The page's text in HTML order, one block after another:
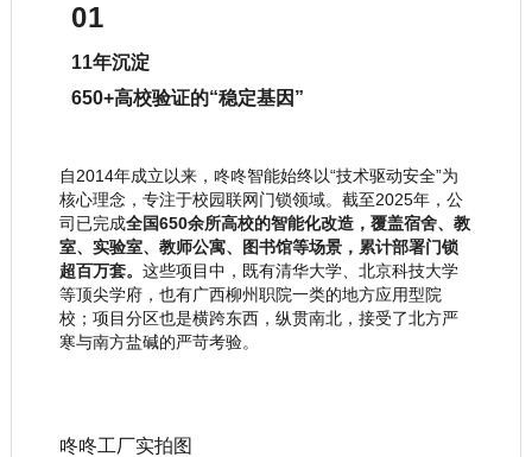
01
11年沉淀
650+高校验证的“稳定基因”
自2014年成立以来，咚咚智能始终以“技术驱动安全”为
核心理念，专注于校园联网门锁领域。截至2025年，公
司已完成全国650余所高校的智能化改造，覆盖宿舍、教
室、实验室、教师公寓、图书馆等场景，累计部署门锁
超百万套。 这些项目中，既有清华大学、北京科技大学
等顶尖学府，也有广西柳州职院一类的地方应用型院
校；项目分区也是横跨东西，纵贯南北，接受了北方严
寒与南方盐碱的严苛考验。
咚咚工厂实拍图